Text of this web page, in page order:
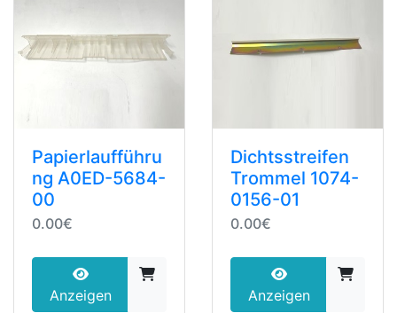
Papierlaufführu
ng A0ED-5684-
00
0.00€
Anzeigen
Dichtsstreifen
Trommel 1074-
0156-01
0.00€
Anzeigen